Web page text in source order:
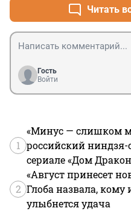
хлорку,предыдущие три
благоухала
Приходилось пить
получалась на выходе
Читать
Гость
Войти
1
«Минус — слишком
российский ниндзя-
сериале «Дом
2
«Август принесет
Глоба назвала, кому
улыбнется удача